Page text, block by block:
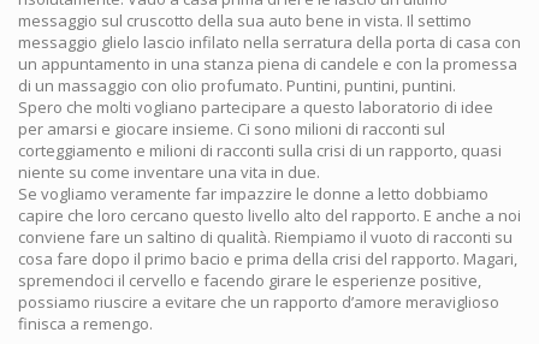
messaggio sul cruscotto della sua auto bene in vista. Il settimo
messaggio glielo lascio infilato nella serratura della porta di casa con
un appuntamento in una stanza piena di candele e con la promessa
di un massaggio con olio profumato. Puntini, puntini, puntini.
Spero che molti vogliano partecipare a questo laboratorio di idee
per amarsi e giocare insieme. Ci sono milioni di racconti sul
corteggiamento e milioni di racconti sulla crisi di un rapporto, quasi
niente su come inventare una vita in due.
Se vogliamo veramente far impazzire le donne a letto dobbiamo
capire che loro cercano questo livello alto del rapporto. E anche a noi
conviene fare un saltino di qualità. Riempiamo il vuoto di racconti su
cosa fare dopo il primo bacio e prima della crisi del rapporto. Magari,
spremendoci il cervello e facendo girare le esperienze positive,
possiamo riuscire a evitare che un rapporto d’amore meraviglioso
finisca a remengo.